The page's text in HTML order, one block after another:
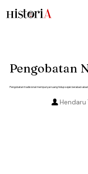
Pengobatan
Pengobatan tradisional mempunyai ruang hidup sejak berabad-
Hendaru